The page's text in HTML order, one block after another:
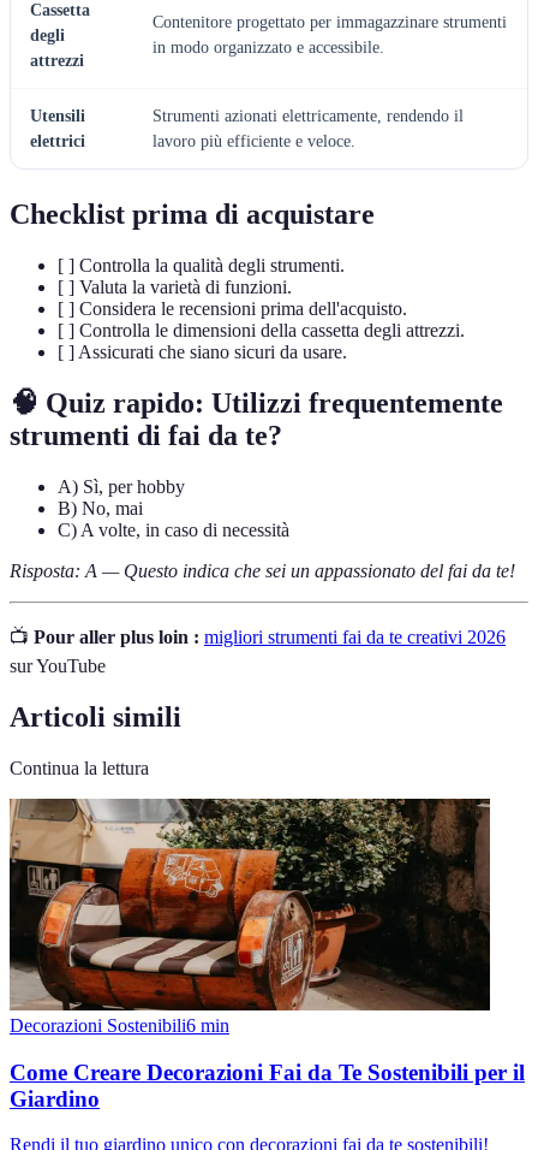
Cassetta
degli
attrezzi
Contenitore progettato per immagazzinare strumenti
in modo organizzato e accessibile.
Utensili
elettrici
Strumenti azionati elettricamente, rendendo il
lavoro più efficiente e veloce.
Checklist prima di acquistare
[ ] Controlla la qualità degli strumenti.
[ ] Valuta la varietà di funzioni.
[ ] Considera le recensioni prima dell'acquisto.
[ ] Controlla le dimensioni della cassetta degli attrezzi.
[ ] Assicurati che siano sicuri da usare.
🧠 Quiz rapido: Utilizzi frequentemente
strumenti di fai da te?
A) Sì, per hobby
B) No, mai
C) A volte, in caso di necessità
Risposta: A — Questo indica che sei un appassionato del fai da te!
📺 Pour aller plus loin : migliori strumenti fai da te creativi 2026
sur YouTube
Articoli simili
Continua la lettura
Decorazioni Sostenibili6 min
Come Creare Decorazioni Fai da Te Sostenibili per il
Giardino
Rendi il tuo giardino unico con decorazioni fai da te sostenibili!